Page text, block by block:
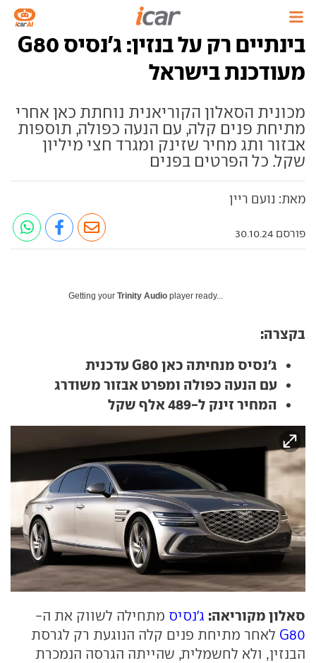
בינתיים רק על בנזין: ג'נסיס G80
מעודכנת בישראל
מכונית הסאלון הקוריאנית נוחתת כאן אחרי
מתיחת פנים קלה, עם הנעה כפולה, תוספות
אבזור ותג מחיר שזינק ומגרד חצי מיליון
שקל. כל הפרטים בפנים
מאת: נועם ריין
פורסם 30.10.24
Getting your Trinity Audio player ready...
בקצרה:
ג'נסיס מנחיתה כאן G80 עדכנית
עם הנעה כפולה ומפרט אבזור משודרג
המחיר זינק ל-489 אלף שקל
סאלון מקוריאה: ג'נסיס מתחילה לשווק את ה-
G80 לאחר מתיחת פנים קלה הנוגעת רק לגרסת
הבנזין, ולא לחשמלית, שהייתה הגרסה הנמכרת